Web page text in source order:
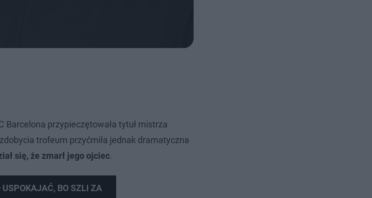
przypieczętowała tytuł mistrza
trofeum przyćmiła jednak dramatyczna
się, że zmarł jego ojciec.
USPOKAJAĆ, BO SZLI ZA